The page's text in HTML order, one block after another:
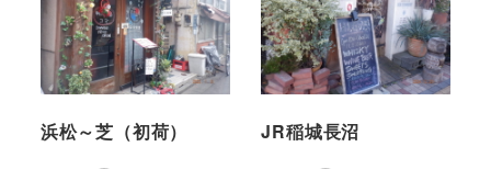
浜松～芝（初荷） JR稲城長沼